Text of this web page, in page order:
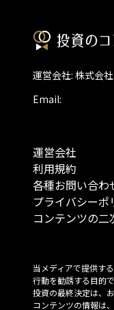
運営会社: 株式会
Email:
運営会社
利用規約
各種お問い合わ
プライバシーポ
コンテンツの二
当メディアで提供す
行動を勧誘する目的
投資の最終決定は、
コンテンツの情報は